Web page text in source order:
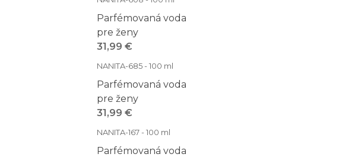
Parfémovaná voda
pre ženy
31,99 €
NANITA-685 - 100 ml
Parfémovaná voda
pre ženy
31,99 €
NANITA-167 - 100 ml
Parfémovaná voda